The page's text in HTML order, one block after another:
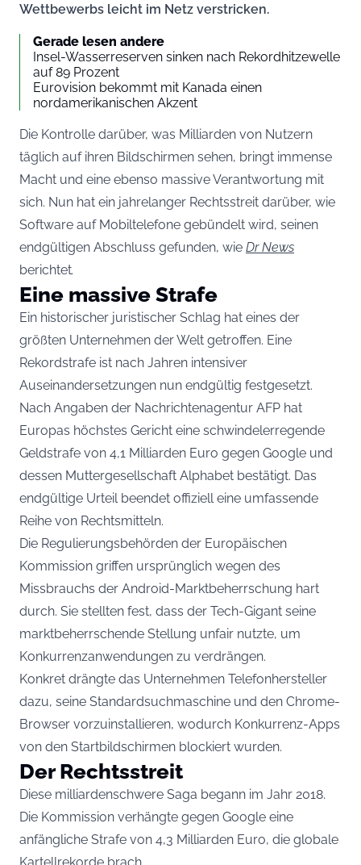
Wettbewerbs leicht im Netz verstricken.
Gerade lesen andere
Insel-Wasserreserven sinken nach Rekordhitzewelle
auf 89 Prozent
Eurovision bekommt mit Kanada einen
nordamerikanischen Akzent
Die Kontrolle darüber, was Milliarden von Nutzern
täglich auf ihren Bildschirmen sehen, bringt immense
Macht und eine ebenso massive Verantwortung mit
sich. Nun hat ein jahrelanger Rechtsstreit darüber, wie
Software auf Mobiltelefone gebündelt wird, seinen
endgültigen Abschluss gefunden, wie Dr News
berichtet.
Eine massive Strafe
Ein historischer juristischer Schlag hat eines der
größten Unternehmen der Welt getroffen. Eine
Rekordstrafe ist nach Jahren intensiver
Auseinandersetzungen nun endgültig festgesetzt.
Nach Angaben der Nachrichtenagentur AFP hat
Europas höchstes Gericht eine schwindelerregende
Geldstrafe von 4,1 Milliarden Euro gegen Google und
dessen Muttergesellschaft Alphabet bestätigt. Das
endgültige Urteil beendet offiziell eine umfassende
Reihe von Rechtsmitteln.
Die Regulierungsbehörden der Europäischen
Kommission griffen ursprünglich wegen des
Missbrauchs der Android-Marktbeherrschung hart
durch. Sie stellten fest, dass der Tech-Gigant seine
marktbeherrschende Stellung unfair nutzte, um
Konkurrenzanwendungen zu verdrängen.
Konkret drängte das Unternehmen Telefonhersteller
dazu, seine Standardsuchmaschine und den Chrome-
Browser vorzuinstallieren, wodurch Konkurrenz-Apps
von den Startbildschirmen blockiert wurden.
Der Rechtsstreit
Diese milliardenschwere Saga begann im Jahr 2018.
Die Kommission verhängte gegen Google eine
anfängliche Strafe von 4,3 Milliarden Euro, die globale